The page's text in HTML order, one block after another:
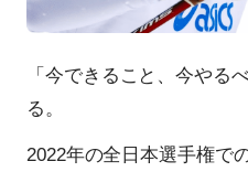
「今できること、今やる
る。
2022年の全日本選手権で